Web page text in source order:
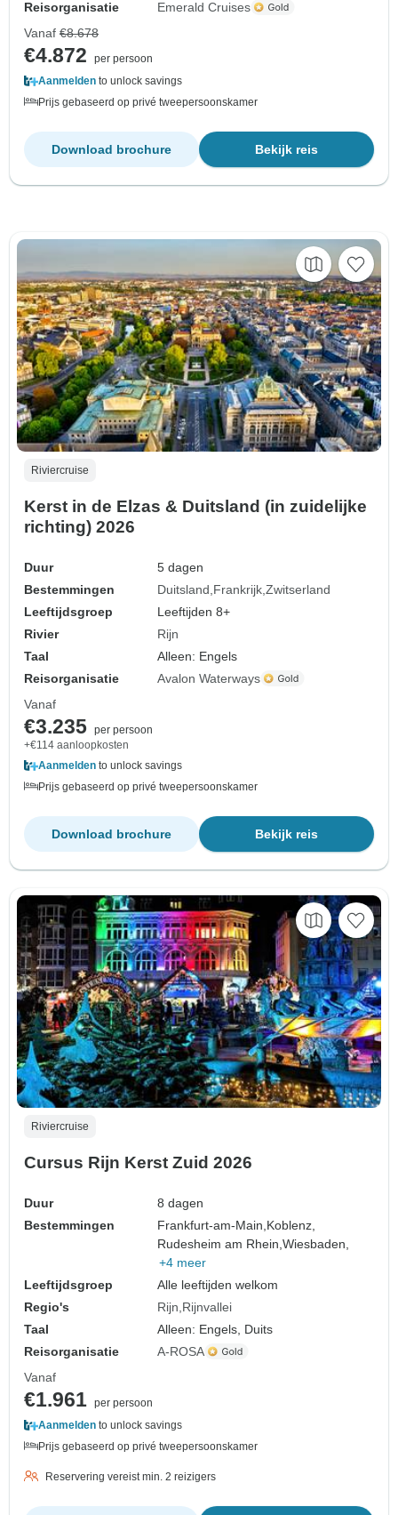
Reisorganisatie
Emerald Cruises
Vanaf €8.678
€4.872
per persoon
Aanmelden to unlock savings
Prijs gebaseerd op privé tweepersoonskamer
Bekijk reis
Download brochure
Riviercruise
Kerst in de Elzas & Duitsland (in zuidelijke
richting) 2026
Duur
5 dagen
Bestemmingen
Duitsland Frankrijk Zwitserland
Leeftijdsgroep
Leeftijden 8+
Rivier
Rijn
Taal
Alleen: Engels
Reisorganisatie
Avalon Waterways
Vanaf
€3.235 per persoon
+€114 aanloopkosten
Aanmelden to unlock savings
Prijs gebaseerd op privé tweepersoonskamer
Bekijk reis
Download brochure
Riviercruise
Cursus Rijn Kerst Zuid 2026
Duur
8 dagen
Bestemmingen
Frankfurt-am-Main, Koblenz,
Rudesheim am Rhein,Wiesbaden,
+4 meer
Leeftijdsgroep
Alle leeftijden welkom
Regio's
Rijn Rijnvallei
Taal
Alleen: Engels, Duits
Reisorganisatie
A-ROSA
Vanaf
€1.961 per persoon
Aanmelden to unlock savings
Prijs gebaseerd op privé tweepersoonskamer
Reservering vereist min. 2 reizigers